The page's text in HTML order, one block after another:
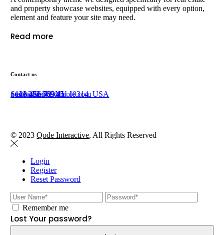
and property showcase websites, equipped with every option,
element and feature your site may need.
Read more
Contact us
Staten Island, NY 10314, USA
+111 222 369 45
+123 456 789 11
newhome@example.com
© 2023Qode Interactive, All Rights Reserved
Login
Register
Reset Password
Remember me
Lost Your password?